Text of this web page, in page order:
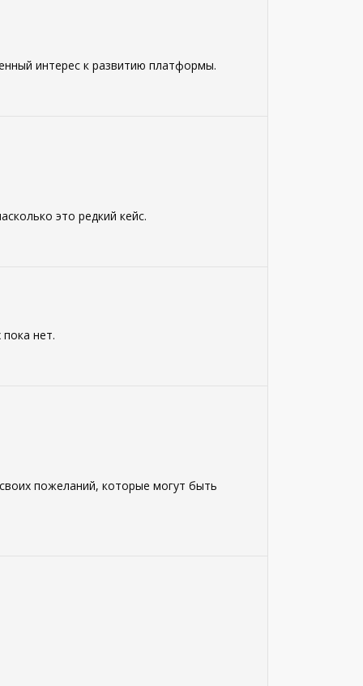
интерес к развитию платформы.
это редкий кейс.
нет.
пожеланий, которые могут быть